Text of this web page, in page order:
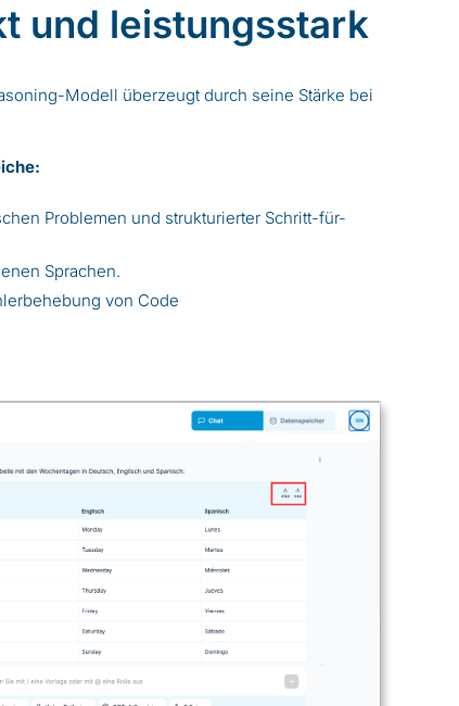
und leistungsstark
Modell überzeugt durch seine Stärke bei
Problemen und strukturierter Schritt-für-
Sprachen.
von Code